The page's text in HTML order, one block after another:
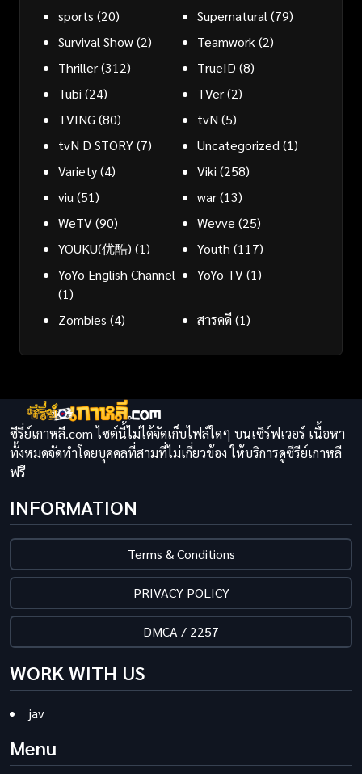
sports (20) Supernatural(79)
Survival Show(2) Teamwork(2)
Thriller(312) TrueID (8)
Tubi (24) TVer(2)
TVING (80) tvN (5)
tvN D STORY(7) Uncategorized(1)
Variety(4) Viki (258)
viu(51) war(13)
WeTV(90) Wevve (25)
YOUKU(优酷) (1) Youth (117)
YoYo English Channel
(1)
YoYo TV(1)
Zombies (4) สารคดี(1)
ซีรี่ย์เกาหลี.com ไซต์นี้ไม่ได้จัดเก็บไฟล์ใดๆ บนเซิร์ฟเวอร์ เนื้อหา
ทั้งหมดจัดทำโดยบุคคลที่สามที่ไม่เกี่ยวข้อง ให้บริการดูซีรีย์เกาหลี
ฟรี
INFORMATION
Terms & Conditions
PRIVACY POLICY
DMCA / 2257
WORK WITH US
jav
Menu